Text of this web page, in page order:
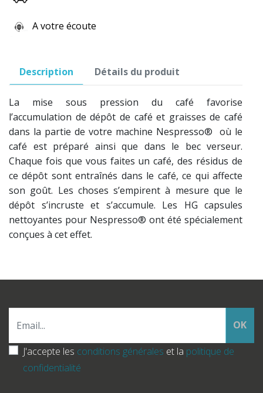
A votre écoute
Description Détails du produit
La mise sous pression du café favorise
l’accumulation de dépôt de café et graisses de café
dans la partie de votre machine Nespresso® où le
café est préparé ainsi que dans le bec verseur.
Chaque fois que vous faites un café, des résidus de
ce dépôt sont entraînés dans le café, ce qui affecte
son goût. Les choses s’empirent à mesure que le
dépôt s’incruste et s’accumule. Les HG capsules
nettoyantes pour Nespresso® ont été spécialement
conçues à cet effet.
OK
J'accepte les conditions générales et la politique de
confidentialité